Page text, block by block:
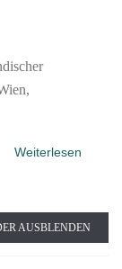
Weiterlesen
AUSBLENDEN